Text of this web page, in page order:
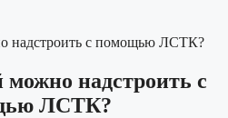
надстроить с помощью ЛСТК?
надстроить с
ЛСТК?